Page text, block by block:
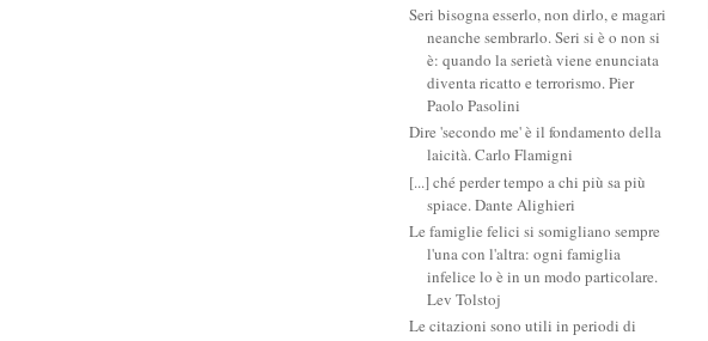
Seri bisogna esserlo, non dirlo, e magari
neanche sembrarlo. Seri si è o non si
è: quando la serietà viene enunciata
diventa ricatto e terrorismo. Pier
Paolo Pasolini
Dire 'secondo me' è il fondamento della
laicità. Carlo Flamigni
[...] ché perder tempo a chi più sa più
spiace. Dante Alighieri
Le famiglie felici si somigliano sempre
l'una con l'altra: ogni famiglia
infelice lo è in un modo particolare.
Lev Tolstoj
Le citazioni sono utili in periodi di